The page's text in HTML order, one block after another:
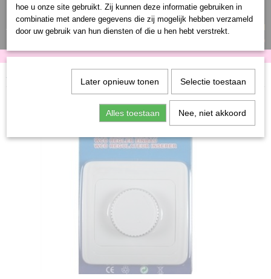
Inloggen Registreren
UW WINKELWAGEN
(0)
Home
hoe u onze site gebruikt. Zij kunnen deze informatie gebruiken in
combinatie met andere gegevens die zij mogelijk hebben verzameld
door uw gebruik van hun diensten of die u hen hebt verstrekt.
Later opnieuw tonen Selectie toestaan
Alles toestaan Nee, niet akkoord